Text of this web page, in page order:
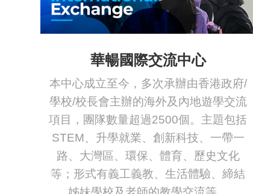
華暢國際交流中心
本中心成立至今，多次承辦由香港政府/
學校/校長會主辦的海外及內地遊學交流
項目，團隊數量超過2500個。主題包括
STEM、升學就業、創新科技、一帶一
路、大灣區、環保、體育、歷史文化
等；形式有義工義教、生活體驗、締結